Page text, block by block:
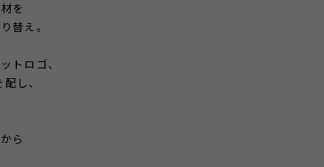
を
替え。
トロゴ、
し、
ら